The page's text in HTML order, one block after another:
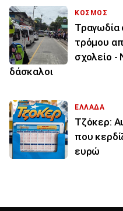
ΚΟΣΜΟΣ
Τραγωδία
τρόμου
σχολείο -
δάσκαλοι
ΕΛΛΑΔΑ
Τζόκερ:
που
ευρώ